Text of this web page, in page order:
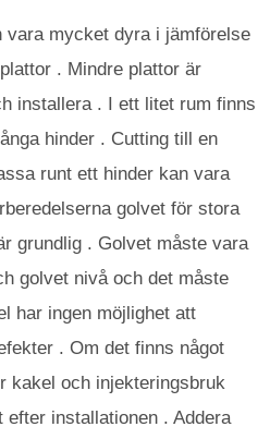
vara mycket dyra i jämförelse
. Mindre plattor är
installera . I ett litet rum finns
hinder . Cutting till en
runt ett hinder kan vara
golvet för stora
grundlig . Golvet måste vara
golvet nivå och det måste
har ingen möjlighet att
. Om det finns något
kakel och injekteringsbruk
installationen . Addera